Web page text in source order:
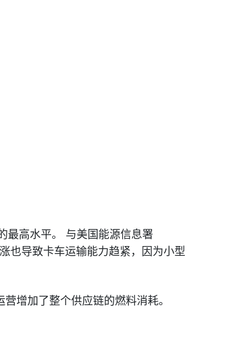
最高水平。 与美国能源信息署
也导致卡车运输能力趋紧，因为小型
增加了整个供应链的燃料消耗。